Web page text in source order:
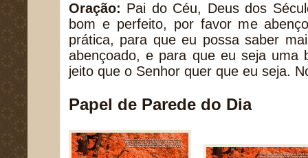
Oração: Pai do Céu, Deus dos
bom e perfeito, por favor me
prática, para que eu possa saber
abençoado, e para que eu seja uma
jeito que o Senhor quer que eu seja.
Papel de Parede do Dia